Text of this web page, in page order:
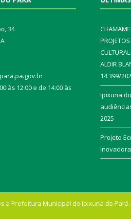
34
às 12:00 e de 14:00 às
ALDIR
14.399/
Ipixuna
2025
Projeto
a Prefeitura Municipal de Ipixuna do Pará.